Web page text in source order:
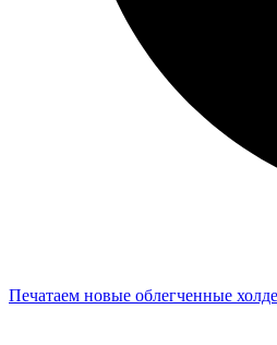
Печатаем новые облегченные